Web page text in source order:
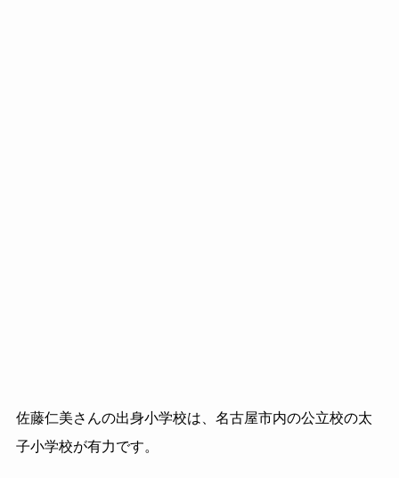
佐藤仁美さんの出身小学校は、名古屋市内の公立校の太
子小学校が有力です。